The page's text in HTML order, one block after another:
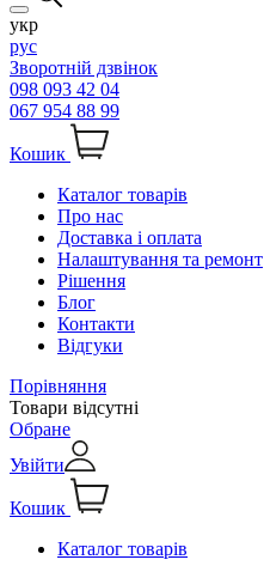
укр
рус
Зворотній дзвінок
098 093 42 04
067 954 88 99
Кошик
Каталог товарів
Про нас
Доставка і оплата
Налаштування та ремонт
Рішення
Блог
Контакти
Відгуки
Порівняння
Товари відсутні
Обране
Увійти
Кошик
Каталог товарів